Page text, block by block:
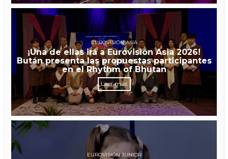
EUROVISIÓN ASIA
¡Una de ellas irá a Eurovisión Asia 2026!
Bután presenta las propuestas participantes
en el Rhythm of Bhutan
Leer más
EUROVISIÓN JUNIOR